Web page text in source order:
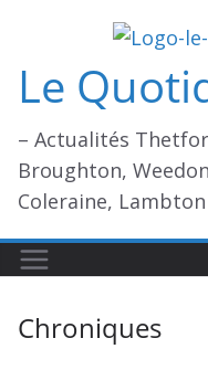
contenu
Le
– Actualités
Broughton,
Coleraine,
Chroniques